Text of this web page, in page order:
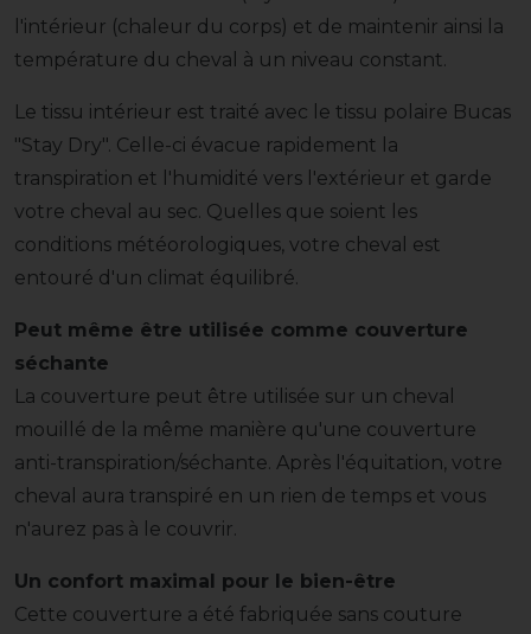
l'intérieur (chaleur du corps) et de maintenir ainsi la
température du cheval à un niveau constant.
Le tissu intérieur est traité avec le tissu polaire Bucas
"Stay Dry". Celle-ci évacue rapidement la
transpiration et l'humidité vers l'extérieur et garde
votre cheval au sec. Quelles que soient les
conditions météorologiques, votre cheval est
entouré d'un climat équilibré.
Peut même être utilisée comme couverture
séchante
La couverture peut être utilisée sur un cheval
mouillé de la même manière qu'une couverture
anti-transpiration/séchante. Après l'équitation, votre
cheval aura transpiré en un rien de temps et vous
n'aurez pas à le couvrir.
Un confort maximal pour le bien-être
Cette couverture a été fabriquée sans couture